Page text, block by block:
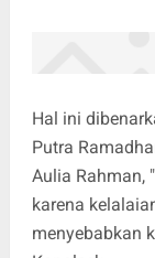
Hal ini
Putra
Aulia Rahman,
karena
menyebabkan